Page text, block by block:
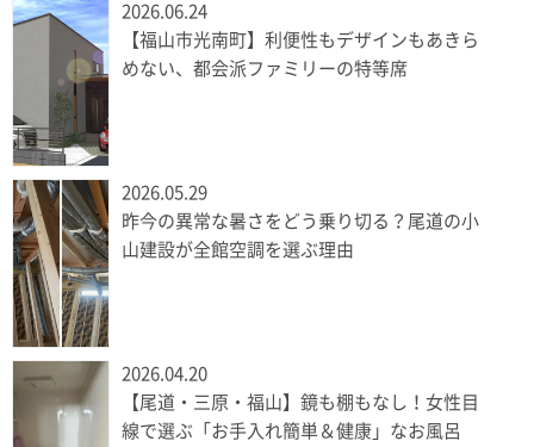
2026.06.24
【福山市光南町】利便性もデザインもあきら
めない、都会派ファミリーの特等席
2026.05.29
昨今の異常な暑さをどう乗り切る？尾道の小
山建設が全館空調を選ぶ理由
2026.04.20
【尾道・三原・福山】鏡も棚もなし！女性目
線で選ぶ「お手入れ簡単＆健康」なお風呂